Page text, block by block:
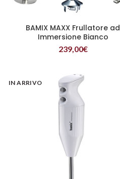
LEGGI TUTTO
BAMIX MAXX Frullatore ad
Immersione Bianco
239,00€
IN ARRIVO